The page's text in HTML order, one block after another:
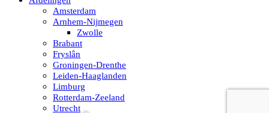
Amsterdam
Arnhem-Nijmegen
Zwolle
Brabant
Fryslân
Groningen-Drenthe
Leiden-Haaglanden
Limburg
Rotterdam-Zeeland
Utrecht